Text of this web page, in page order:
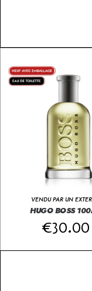
VENDU PAR UN
HUGO BOSS
€30.00